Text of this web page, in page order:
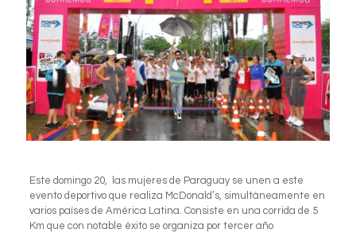
Este domingo 20, las mujeres de Paraguay se unen a este
evento deportivo que realiza McDonald’s, simultáneamente en
varios países de América Latina. Consiste en una corrida de 5
Km que con notable éxito se organiza por tercer año